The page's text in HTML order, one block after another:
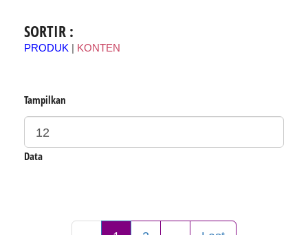
SORTIR :
PRODUK KONTEN
Tampilkan
Data